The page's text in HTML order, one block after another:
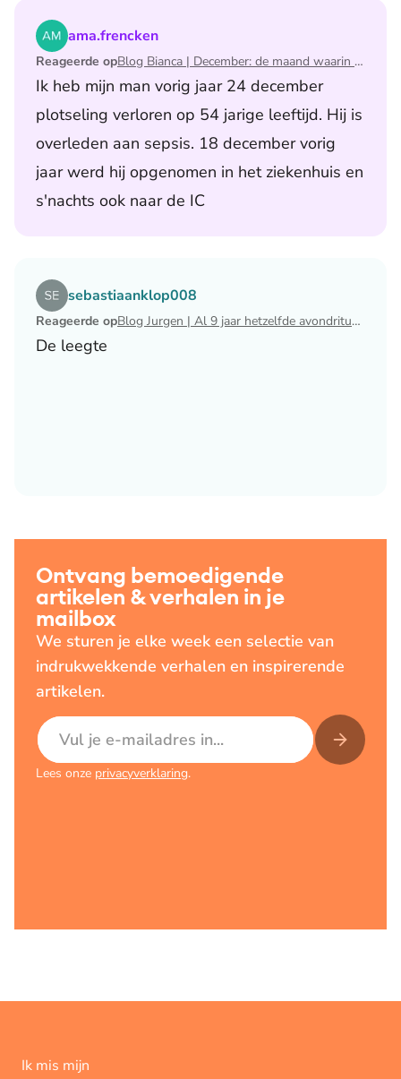
ama.frencken
Reageerde op Blog Bianca | December: de maand waarin ik mijn man verloor
Ik heb mijn man vorig jaar 24 december
plotseling verloren op 54 jarige leeftijd. Hij is
overleden aan sepsis. 18 december vorig
jaar werd hij opgenomen in het ziekenhuis en
s'nachts ook naar de IC
Lees het artikel Blog Bianca | December: de maand
sebastiaanklop008
Reageerde op Blog Jurgen | Al 9 jaar hetzelfde avondritueel
De leegte
Lees het artikel Blog Jurgen | Al 9 jaar hetzelfde
Ontvang bemoedigende
artikelen & verhalen in je
mailbox
We sturen je elke week een selectie van
indrukwekkende verhalen en inspirerende
artikelen.
E-mailadres
Lees onze privacyverklaring.
Ik mis mijn